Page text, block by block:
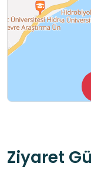
Ziyaret